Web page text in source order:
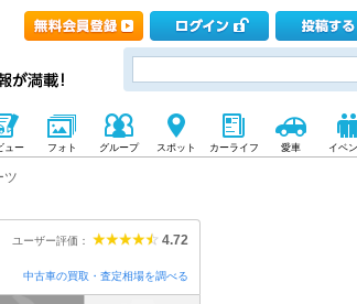
ュー フォト グループ スポット カーライフ 愛車 イベ
ツ
ユーザー評価： 4.72
中古車の買取・査定相場を調べる